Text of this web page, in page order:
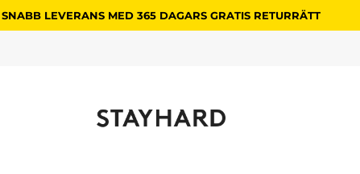
SNABB LEVERANS MED 365 DAGARS GRATIS RETURRÄTT